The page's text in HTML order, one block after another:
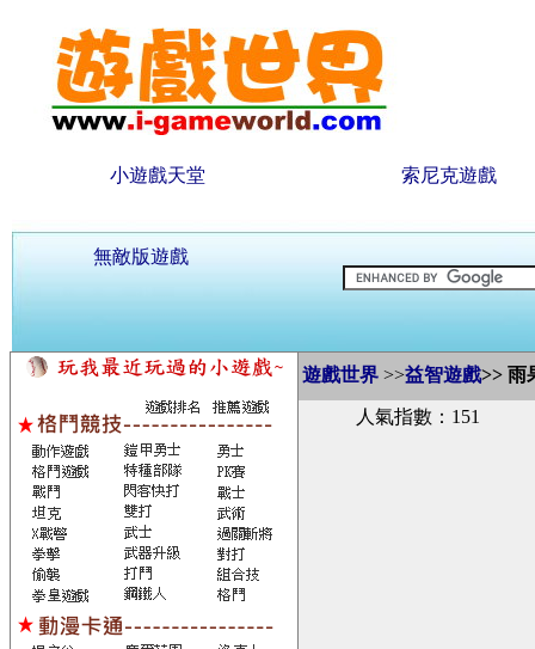
小遊戲天堂 索尼克遊戲
無敵版遊戲
遊戲世界 >>益智遊戲>> 雨
人氣指數：151